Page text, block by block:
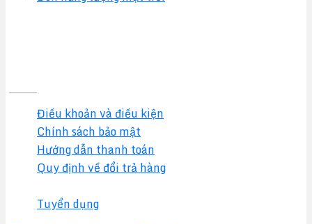
Điều khoản và điều kiện
Chính sách bảo mật
Hướng dẫn thanh toán
Quy định về đổi trả hàng
Tuyển dụng